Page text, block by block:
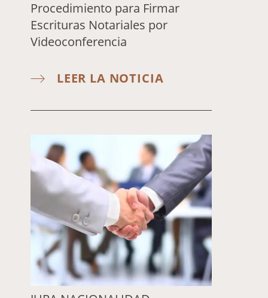
Procedimiento para Firmar
Escrituras Notariales por
Videoconferencia
LEER LA NOTICIA